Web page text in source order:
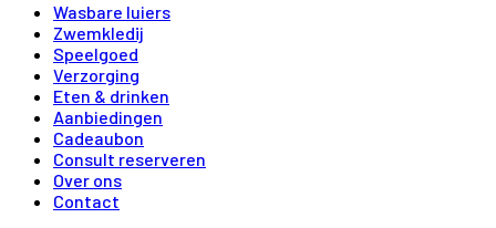
Wasbare luiers
Zwemkledij
Speelgoed
Verzorging
Eten & drinken
Aanbiedingen
Cadeaubon
Consult reserveren
Over ons
Contact